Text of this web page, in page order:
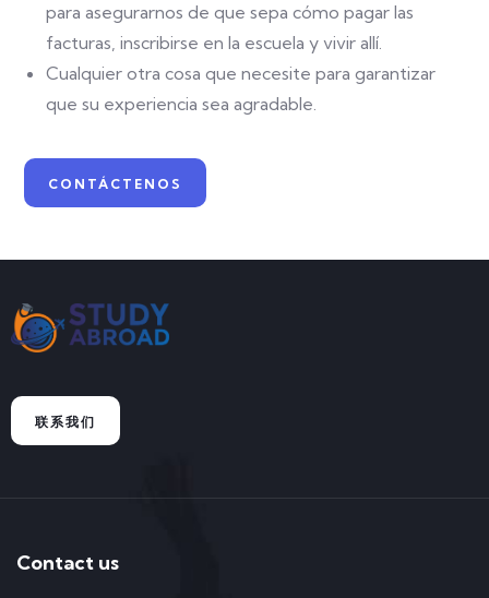
para asegurarnos de que sepa cómo pagar las
facturas, inscribirse en la escuela y vivir allí.
Cualquier otra cosa que necesite para garantizar
que su experiencia sea agradable.
CONTÁCTENOS
联系我们
Contact us